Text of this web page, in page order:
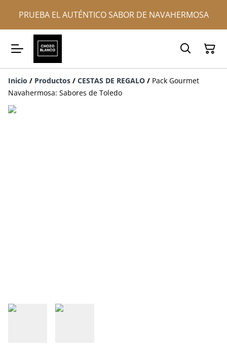
PRUEBA EL AUTÉNTICO SABOR DE NAVAHERMOSA
Inicio / Productos / CESTAS DE REGALO / Pack Gourmet
Navahermosa: Sabores de Toledo